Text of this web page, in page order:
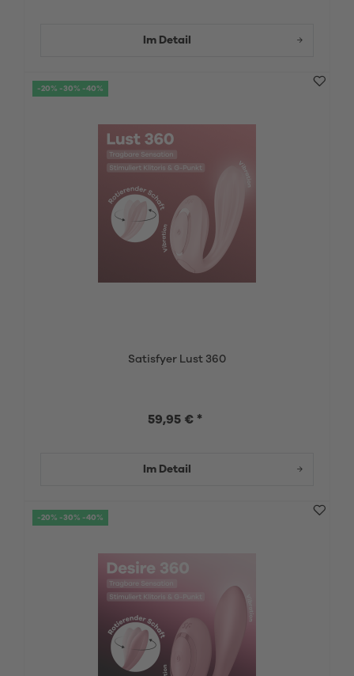
Im Detail
-20% -30% -40%
Satisfyer Lust 360
59,95 € *
Im Detail
-20% -30% -40%